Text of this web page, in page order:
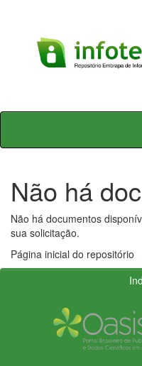
Skip
Não há
Não há documentos
sua solicitação.
Página inicial do repositório